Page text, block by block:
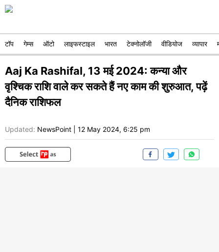
टॉप गेम्स ऑटो लाइफस्टाइल भारत टेक्नोलॉजी वीडियोज व्यापार
Aaj Ka Rashifal, 13 मई 2024: कन्या और
वृश्चिक राशि वाले कर सकते हैं नए काम की शुरुआत, पढ़ें
दैनिक राशिफल
Updated: NewsPoint 12 May 2024, 6:25 pm